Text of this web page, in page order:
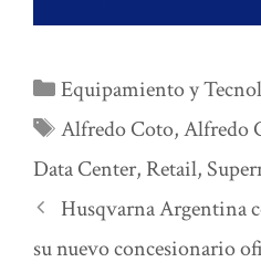
Categorías
Equipamiento y
Etiquetas
Alfredo Coto,Alfredo
Data Center, Retail,
Husqvarna Argentina
su nuevo concesionario